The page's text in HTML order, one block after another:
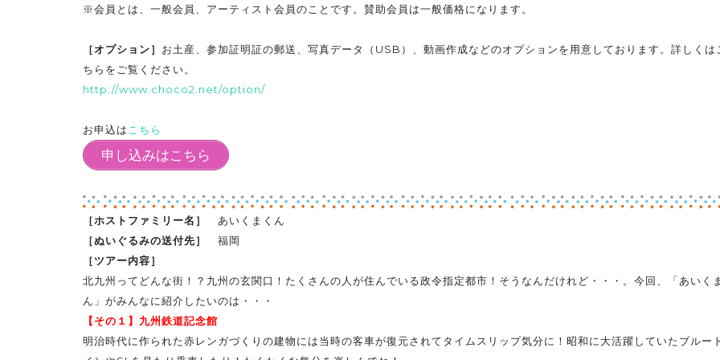
※会員とは、一般会員、アーティスト会員のことです。賛助会員は一般価格になります。
［オプション］ お土産、参加証明証の郵送、写真データ（USB）、動画作成などのオプションを用意しております。詳しくは
ちらをご覧ください。
http://www.choco2.net/option/
お申込は こちら
申し込みはこちら
［ホストファミリー名］
あいくまくん
［ぬいぐるみの送付先］
福岡
［ツアー内容］
北九州ってどんな街！？九州の玄関口！たくさんの人が住んでいる政令指定都市！そうなんだけれど・・・。今回、「あいく
ん」がみんなに紹介したいのは・・・
【その１】九州鉄道記念館
明治時代に作られた赤レンガづくりの建物には当時の客車が復元されてタイムスリップ気分に！昭和に大活躍していたブルー